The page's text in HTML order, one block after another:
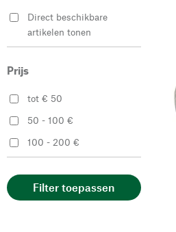
Direct beschikbare
artikelen tonen
Prijs
tot € 50
50 - 100 €
100 - 200 €
Filter toepassen